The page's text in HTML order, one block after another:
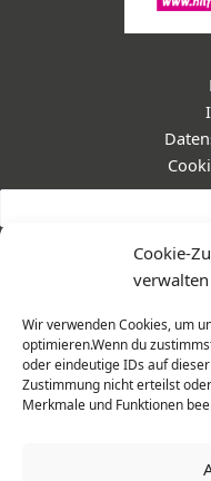
Cookie-
verwalten
Wir verwenden Cookies, um
optimieren.Wenn du
oder eindeutige IDs auf
Zustimmung nicht erteilst
Merkmale und Funktionen